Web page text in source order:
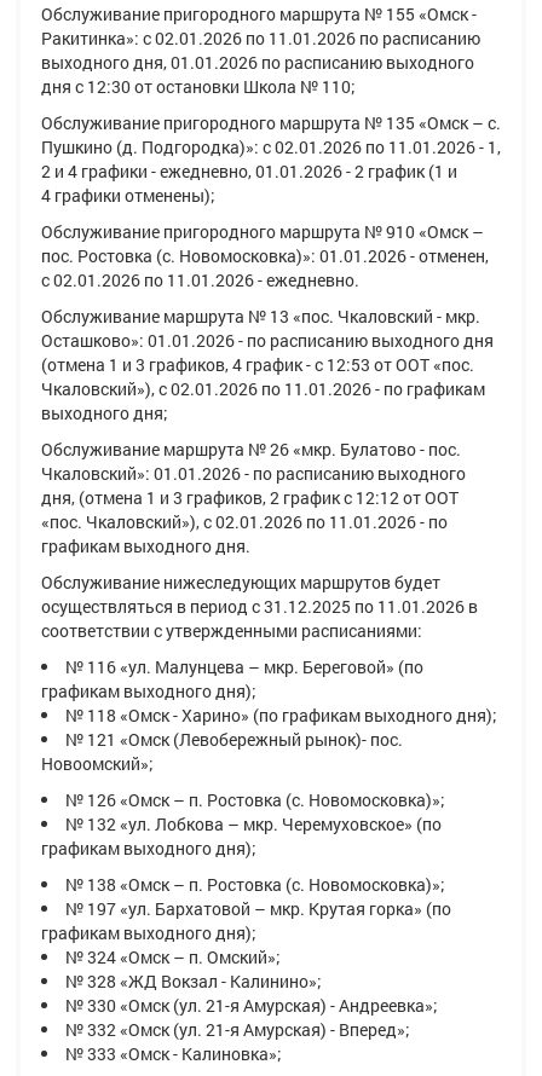
Обслуживание пригородного маршрута № 155 «Омск -
Ракитинка»: с02.01.2026 по 11.01.2026 по расписанию
выходного дня,01.01.2026 по расписанию выходного
дня с 12:30 от остановки Школа № 110;
Обслуживание пригородного маршрута № 135 «Омск – c.
Пушкино (д. Подгородка)»: с02.01.2026 по 11.01.2026 - 1,
2 и 4 графики - ежедневно,01.01.2026 - 2 график (1 и
4 графики отменены);
Обслуживание пригородного маршрута № 910 «Омск –
пос. Ростовка (с. Новомосковка)»: 01.01.2026 -отменен,
с02.01.2026 по 11.01.2026 -ежедневно.
Обслуживание маршрута № 13 «пос. Чкаловский - мкр.
Осташково»: 01.01.2026- по расписанию выходного дня
(отмена 1 и 3 графиков,4 график - с 12:53 от ООТ «пос.
Чкаловский»), с02.01.2026 по 11.01.2026 - по графикам
выходного дня;
Обслуживание маршрута № 26 «мкр. Булатово - пос.
Чкаловский»: 01.01.2026- по расписанию выходного
дня, (отмена 1 и 3 графиков,2 график с 12:12 от ООТ
«пос. Чкаловский»), с02.01.2026 по 11.01.2026 - по
графикам выходного дня.
Обслуживание нижеследующих маршрутов будет
осуществляться в период с 31.12.2025 по 11.01.2026 в
соответствии с утвержденными расписаниями:
№ 116 «ул. Малунцева – мкр. Береговой» (по
графикам выходного дня);
№ 118 «Омск - Харино» (по графикам выходного дня);
№ 121 «Омск (Левобережный рынок)- пос.
Новоомский»;
№ 126 «Омск – п. Ростовка (с. Новомосковка)»;
№ 132 «ул. Лобкова – мкр. Черемуховское» (по
графикам выходного дня);
№ 138 «Омск – п. Ростовка (с. Новомосковка)»;
№ 197 «ул. Бархатовой – мкр. Крутая горка» (по
графикам выходного дня);
№ 324 «Омск – п. Омский»;
№ 328 «ЖД Вокзал - Калинино»;
№ 330 «Омск (ул. 21-я Амурская) - Андреевка»;
№ 332 «Омск (ул. 21-я Амурская) - Вперед»;
№ 333 «Омск - Калиновка»;